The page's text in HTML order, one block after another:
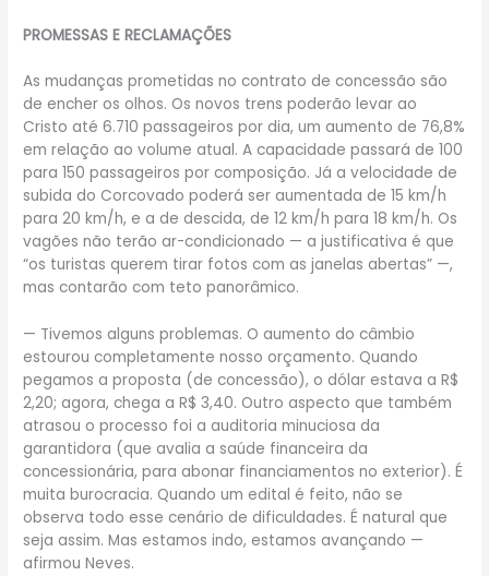
PROMESSAS E RECLAMAÇÕES
As mudanças prometidas no contrato de concessão são
de encher os olhos. Os novos trens poderão levar ao
Cristo até 6.710 passageiros por dia, um aumento de 76,8%
em relação ao volume atual. A capacidade passará de 100
para 150 passageiros por composição. Já a velocidade de
subida do Corcovado poderá ser aumentada de 15 km/h
para 20 km/h, e a de descida, de 12 km/h para 18 km/h. Os
vagões não terão ar-condicionado — a justificativa é que
“os turistas querem tirar fotos com as janelas abertas” —,
mas contarão com teto panorâmico.
— Tivemos alguns problemas. O aumento do câmbio
estourou completamente nosso orçamento. Quando
pegamos a proposta (de concessão), o dólar estava a R$
2,20; agora, chega a R$ 3,40. Outro aspecto que também
atrasou o processo foi a auditoria minuciosa da
garantidora (que avalia a saúde financeira da
concessionária, para abonar financiamentos no exterior). É
muita burocracia. Quando um edital é feito, não se
observa todo esse cenário de dificuldades. É natural que
seja assim. Mas estamos indo, estamos avançando —
afirmou Neves.